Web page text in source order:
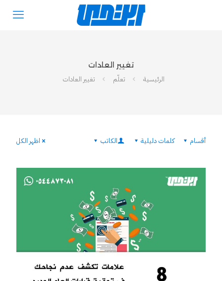
تغيير العادات
الرئيسية
تعلّم تغيير العادات
أقسام كلمات دليلية الكاتب اظهر الكل